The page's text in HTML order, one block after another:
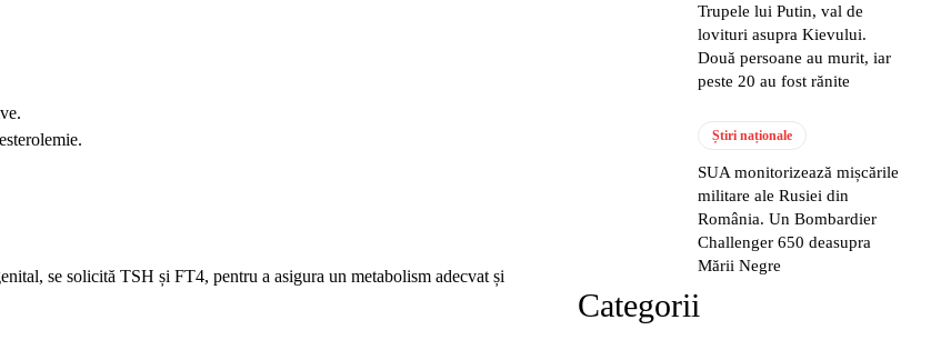
se solicită TSH și FT4, pentru a asigura un metabolism adecvat și
Trupele lui Putin, val de
lovituri asupra Kievului.
Două persoane au murit, iar
peste 20 au fost rănite
Știri naționale
SUA monitorizează mișcările
militare ale Rusiei din
România. Un Bombardier
Challenger 650 deasupra
Mării Negre
Categorii